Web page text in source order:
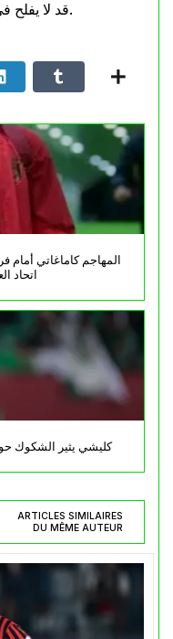
قد لا يفلح في إصال أفكار المدرب خاصة تكتيكيا.
المهاجم كاماغاتي أمام
اتحاد
كليشي يثير الشكوك
ARTICLES SIMILAIRES
DU MÊME AUTEUR